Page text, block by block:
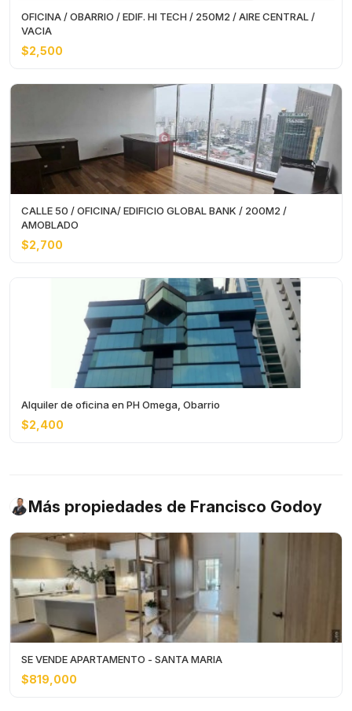
OFICINA / OBARRIO / EDIF. HI TECH / 250M2 / AIRE CENTRAL /
VACIA
$2,500
CALLE 50 / OFICINA/ EDIFICIO GLOBAL BANK / 200M2 /
AMOBLADO
$2,700
Alquiler de oficina en PH Omega, Obarrio
$2,400
Más propiedades de Francisco Godoy
SE VENDE APARTAMENTO - SANTA MARIA
$819,000